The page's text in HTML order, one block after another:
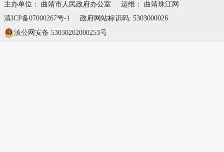
主办单位： 曲靖市人民政府办公室
运维： 曲靖珠江网
滇ICP备07000267号-1
政府网站标识码: 5303000026
滇公网安备 53030202000253号